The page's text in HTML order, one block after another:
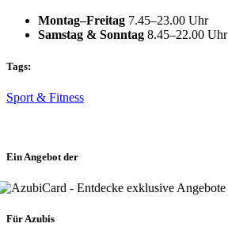
Montag–Freitag 7.45–23.00 Uhr
Samstag & Sonntag 8.45–22.00 Uhr
Tags:
Sport & Fitness
Ein Angebot der
Für Azubis